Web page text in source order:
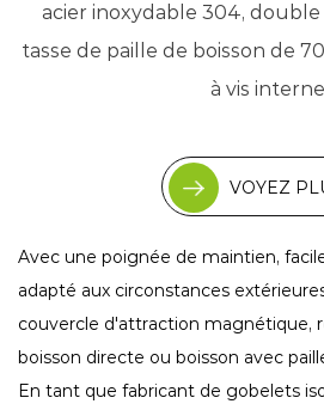
acier inoxydable 304,
tasse de paille de boisson de
à vis interne
VOYEZ
Avec une poignée de maintien,
adapté aux circonstances
couvercle d'attraction magnétique,
boisson directe ou boisson avec
En tant que fabricant de gobelets